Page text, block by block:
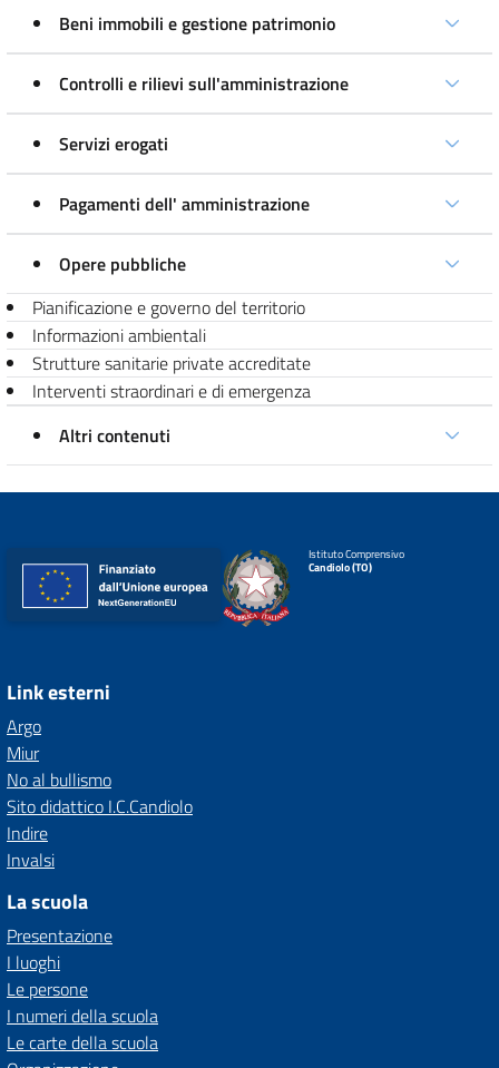
Beni immobili e gestione patrimonio
Controlli e rilievi sull'amministrazione
Servizi erogati
Pagamenti dell' amministrazione
Opere pubbliche
Pianificazione e governo del territorio
Informazioni ambientali
Strutture sanitarie private accreditate
Interventi straordinari e di emergenza
Altri contenuti
Istituto Comprensivo
Candiolo (TO)
Link esterni
Argo
Miur
No al bullismo
Sito didattico I.C.Candiolo
Indire
Invalsi
La scuola
Presentazione
I luoghi
Le persone
I numeri della scuola
Le carte della scuola